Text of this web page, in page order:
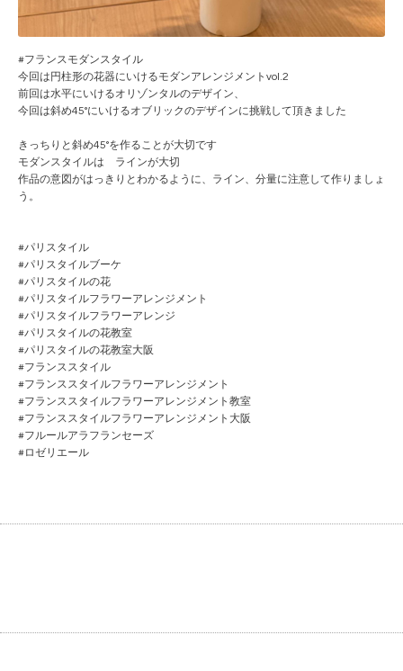
#フランスモダンスタイル
今回は円柱形の花器にいけるモダンアレンジメントvol.2
前回は水平にいけるオリゾンタルのデザイン、
今回は斜め45°にいけるオブリックのデザインに挑戦して頂きました
きっちりと斜め45°を作ることが大切です
モダンスタイルは ラインが大切
作品の意図がはっきりとわかるように、ライン、分量に注意して作りましょ
う。
#パリスタイル
#パリスタイルブーケ
#パリスタイルの花
#パリスタイルフラワーアレンジメント
#パリスタイルフラワーアレンジ
#パリスタイルの花教室
#パリスタイルの花教室大阪
#フランススタイル
#フランススタイルフラワーアレンジメント
#フランススタイルフラワーアレンジメント教室
#フランススタイルフラワーアレンジメント大阪
#フルールアラフランセーズ
#ロゼリエール